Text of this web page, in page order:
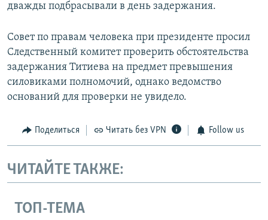
дважды подбрасывали в день задержания.
Совет по правам человека при президенте просил
Следственный комитет проверить обстоятельства
задержания Титиева на предмет превышения
силовиками полномочий, однако ведомство
оснований для проверки не увидело.
Поделиться Читать без VPN Follow us
ЧИТАЙТЕ ТАКЖЕ:
ТОП-ТЕМА